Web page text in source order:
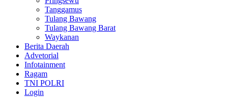
Tanggamus
Tulang Bawang
Tulang Bawang Barat
Waykanan
Berita Daerah
Advetorial
Infotainment
Ragam
TNI POLRI
Login